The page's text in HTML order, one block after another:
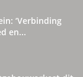
‘Verbinding
en...